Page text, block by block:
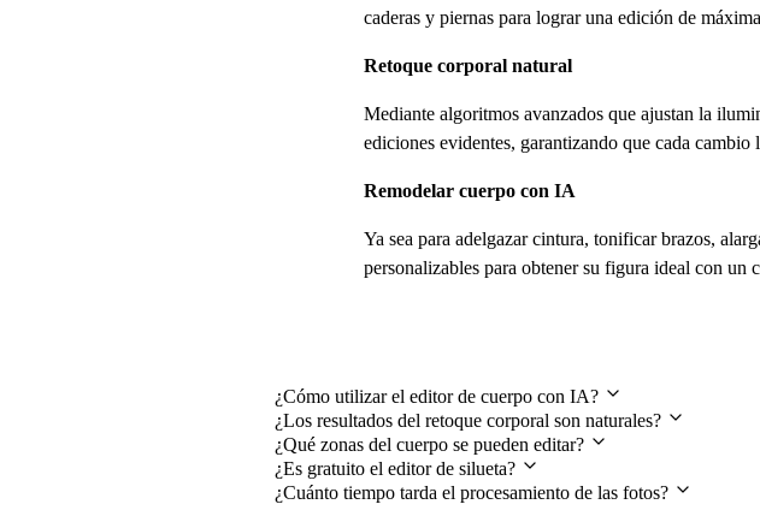
caderas y piernas para lograr una edición de
Retoque corporal natural
Mediante algoritmos avanzados que ajustan la
ediciones evidentes, garantizando que cada cambio
Remodelar cuerpo con IA
Ya sea para adelgazar cintura, tonificar brazos,
personalizables para obtener su figura ideal con un
¿Cómo utilizar el editor de cuerpo con IA?
¿Los resultados del retoque corporal son naturales?
¿Qué zonas del cuerpo se pueden editar?
¿Es gratuito el editor de silueta?
¿Cuánto tiempo tarda el procesamiento de las fotos?